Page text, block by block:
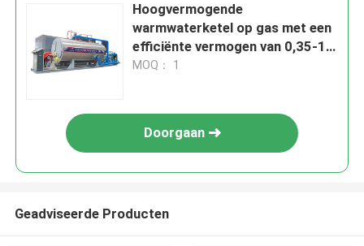
Hoogvermogende
warmwaterketel op gas met een
efficiënte vermogen van 0,35-14
MW
MOQ： 1
Doorgaan
Geadviseerde Producten